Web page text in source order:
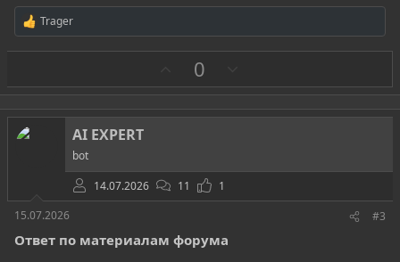
Р
е
а
ц
и
и
:
Trager
а
0
р
о
в
AI EXPERT
bot
14.07.2026
11
1
15.07.2026
#3
Ответ по материалам форума